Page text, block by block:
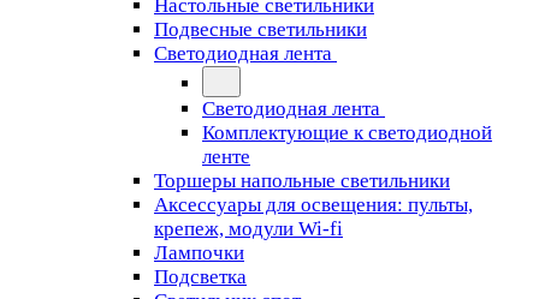
Настольные светильники
Подвесные светильники
Светодиодная лента
Светодиодная лента
Комплектующие к светодиодной
ленте
Торшеры напольные светильники
Аксессуары для освещения: пульты,
крепеж, модули Wi-fi
Лампочки
Подсветка